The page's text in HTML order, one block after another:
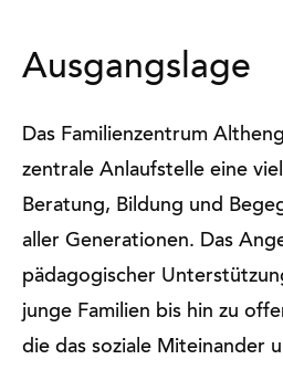
Ausgangslage
Das Familienzentrum
zentrale Anlaufstelle eine
Beratung, Bildung und
aller Generationen. Das
pädagogischer
junge Familien bis hin zu
die das soziale Miteinander